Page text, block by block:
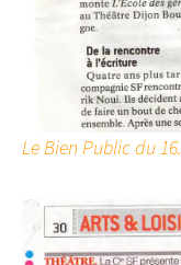
Le Bien Public du